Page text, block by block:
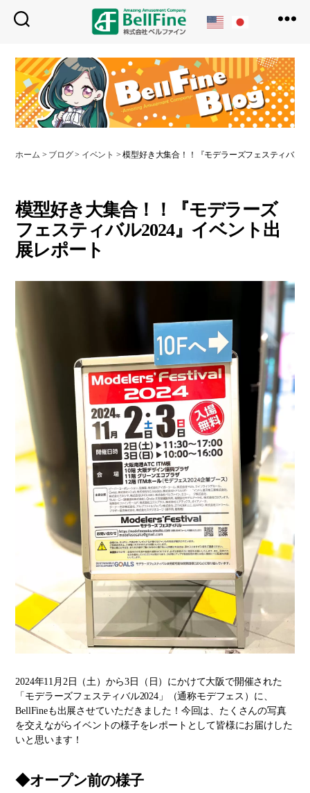
ァ
イ
ン
ホーム > ブログ> イベント >模型好き大集合！！『モデラーズフェスティバル
模型好き大集合！！『モデラーズ
フェスティバル2024』イベント出
展レポート
2024年11月2日（土）から3日（日）にかけて大阪で開催された
「モデラーズフェスティバル2024」（通称モデフェス）に、
BellFineも出展させていただきました！今回は、たくさんの写真
を交えながらイベントの様子をレポートとして皆様にお届けした
いと思います！
◆オープン前の様子